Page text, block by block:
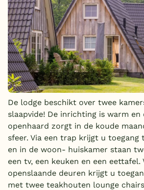
De lodge beschikt over twee
slaapvide! De inrichting is warm en
openhaard zorgt in de koude
sfeer. Via een trap krijgt u toegang
en in de woon- huiskamer staan
een tv, een keuken en een eettafel.
openslaande deuren krijgt u
met twee teakhouten lounge